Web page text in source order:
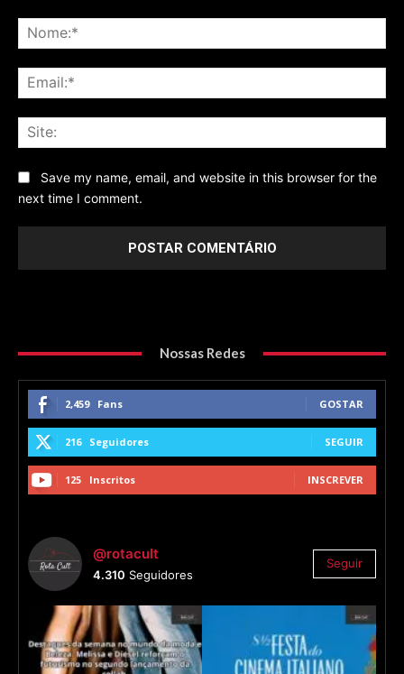
Save my name, email, and website in this browser for the
next time I comment.
Nossas Redes
2,459 Fans GOSTAR
216 Seguidores SEGUIR
125 Inscritos INSCREVER
@rotacult
4.310 Seguidores
Seguir